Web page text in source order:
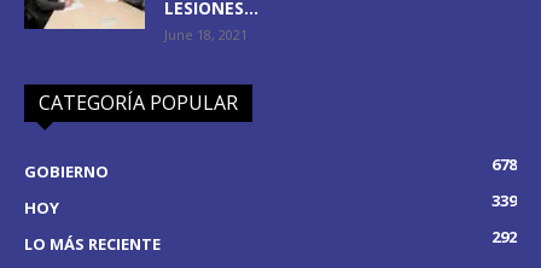
LESIONES...
June 18, 2021
CATEGORÍA POPULAR
GOBIERNO
678
HOY
339
LO MÁS RECIENTE
292